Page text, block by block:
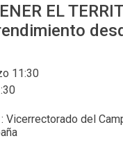
EL
11:30
Vicerrectorado del